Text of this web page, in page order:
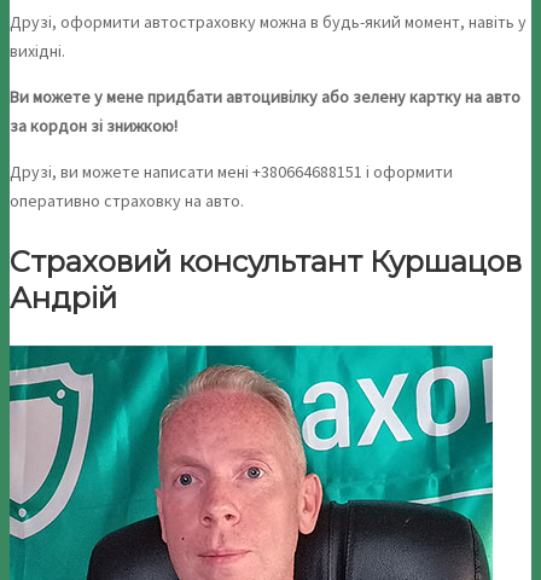
Друзі, оформити автостраховку можна в будь-який момент, навіть у
вихідні.
Ви можете у мене придбати автоцивілку або зелену картку на авто
за кордон зі знижкою!
Друзі, ви можете написати мені +380664688151 і оформити
оперативно страховку на авто.
Страховий консультант Куршацов
Андрій